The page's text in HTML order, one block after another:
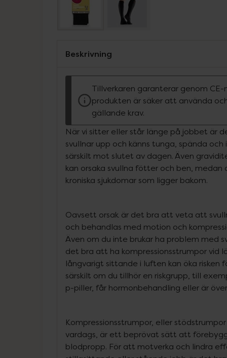
Beskrivning
Tillverkaren garanterar genom
produkten är säker att använda
gällande krav.
När vi sitter eller står länge på jobbet är
svullnar upp och känns tunga, spända
särskilt mot slutet av dagen. Även
kan orsaka svullna fötter och ben, medan
kroniska sjukdomar som ligger bakom.
Oavsett orsak är det bra att veta att
och behandlas med motion och
Även om du inte brukar ha problem med
det bra att ha kompressionsstrumpor vid
långvarigt sittande i luften kan öka risken
särskilt om du tillhör en riskgrupp, till
p-piller, får hormonbehandling eller är
Kompressionsstrumpor, eller
vardags, är ett beprövat sätt att
blodpropp. För att motverka och lindra